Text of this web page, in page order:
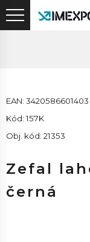
EAN: 3420586601403
Kód: 157K
Obj. kód: 21353
Zefal
černá